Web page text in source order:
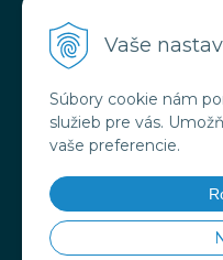
Vaše
Súbory cookie nám
služieb pre vás.
vaše preferencie.
Ochrana